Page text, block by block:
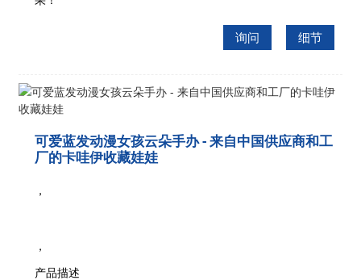
询问 细节
可爱蓝发动漫女孩云朵手办 - 来自中国供应商和工
厂的卡哇伊收藏娃娃
，
，
产品描述